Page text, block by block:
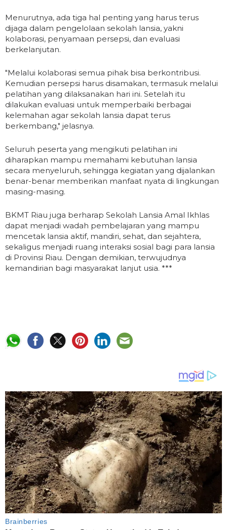
Menurutnya, ada tiga hal penting yang harus terus
dijaga dalam pengelolaan sekolah lansia, yakni
kolaborasi, penyamaan persepsi, dan evaluasi
berkelanjutan.
"Melalui kolaborasi semua pihak bisa berkontribusi.
Kemudian persepsi harus disamakan, termasuk melalui
pelatihan yang dilaksanakan hari ini. Setelah itu
dilakukan evaluasi untuk memperbaiki berbagai
kelemahan agar sekolah lansia dapat terus
berkembang," jelasnya.
Seluruh peserta yang mengikuti pelatihan ini
diharapkan mampu memahami kebutuhan lansia
secara menyeluruh, sehingga kegiatan yang dijalankan
benar-benar memberikan manfaat nyata di lingkungan
masing-masing.
BKMT Riau juga berharap Sekolah Lansia Amal Ikhlas
dapat menjadi wadah pembelajaran yang mampu
mencetak lansia aktif, mandiri, sehat, dan sejahtera,
sekaligus menjadi ruang interaksi sosial bagi para lansia
di Provinsi Riau. Dengan demikian, terwujudnya
kemandirian bagi masyarakat lanjut usia. ***